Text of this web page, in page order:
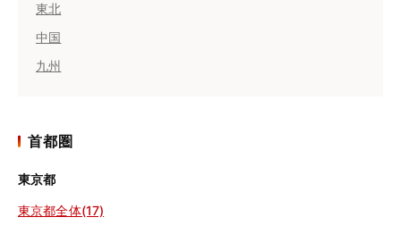
東北
中国
九州
首都圏
東京都
東京都全体(17)